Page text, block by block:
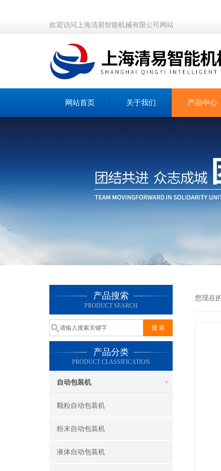
欢迎访问上海清易智能机械有限公司网站
网站首页 关于我们 产品中心
产品搜索
PRODUCT SEARCH
产品分类
PRODUCT CLASSIFICATION
自动包装机
颗粒自动包装机
粉末自动包装机
液体自动包装机
您现在